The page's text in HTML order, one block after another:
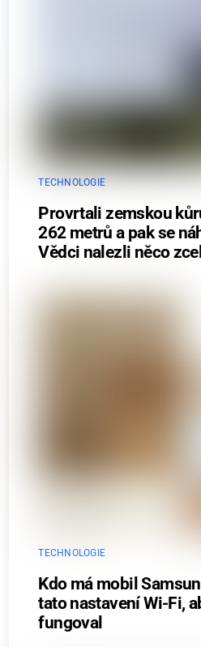
TECHNOLOGIE
Provrtali zemskou
262 metrů a pak se
Vědci nalezli něco
TECHNOLOGIE
Kdo má mobil
tato nastavení Wi-Fi,
fungoval